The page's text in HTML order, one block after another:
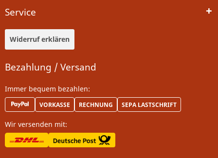
Service
Widerruf erklären
Bezahlung / Versand
Immer bequem bezahlen:
VORKASSE RECHNUNG SEPA LASTSCHRIFT
Wir versenden mit: